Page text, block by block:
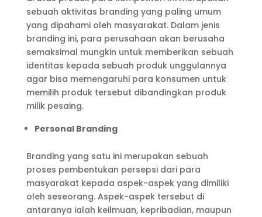
sebuah aktivitas branding yang paling umum
yang dipahami oleh masyarakat. Dalam jenis
branding ini, para perusahaan akan berusaha
semaksimal mungkin untuk memberikan sebuah
identitas kepada sebuah produk unggulannya
agar bisa memengaruhi para konsumen untuk
memilih produk tersebut dibandingkan produk
milik pesaing.
Personal Branding
Branding yang satu ini merupakan sebuah
proses pembentukan persepsi dari para
masyarakat kepada aspek-aspek yang dimiliki
oleh seseorang. Aspek-aspek tersebut di
antaranya ialah keilmuan, kepribadian, maupun